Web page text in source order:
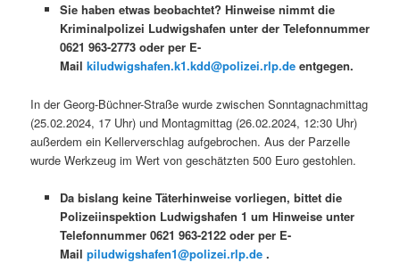
Sie haben etwas beobachtet? Hinweise nimmt die
Kriminalpolizei Ludwigshafen unter der Telefonnummer
0621 963-2773 oder per E-
Mail kiludwigshafen.k1.kdd@polizei.rlp.deentgegen.
In der Georg-Büchner-Straße wurde zwischen Sonntagnachmittag
(25.02.2024, 17 Uhr) und Montagmittag (26.02.2024, 12:30 Uhr)
außerdem ein Kellerverschlag aufgebrochen. Aus der Parzelle
wurde Werkzeug im Wert von geschätzten 500 Euro gestohlen.
Da bislang keine Täterhinweise vorliegen, bittet die
Polizeiinspektion Ludwigshafen 1 um Hinweise unter
Telefonnummer 0621 963-2122 oder per E-
Mail piludwigshafen1@polizei.rlp.de.